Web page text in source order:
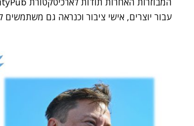
עבור יוצרים, אישי ציבור וכנראה גם